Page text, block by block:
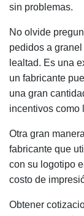
sin problemas.
No olvide
pedidos a
lealtad. Es una
un fabricante
una gran
incentivos como
Otra gran
fabricante que
con su logotipo
costo de
Obtener